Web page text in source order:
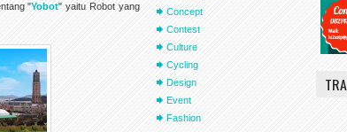
"Yobot" yaitu Robot yang
Concept
Contest
Culture
Cycling
Design
Event
Fashion